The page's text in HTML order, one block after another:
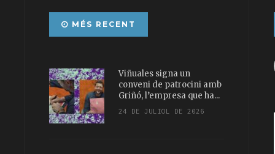
MÉS RECENT
Viñuales signa un
conveni de patrocini amb
Griñó, l’empresa que ha...
24 DE JULIOL DE 2026